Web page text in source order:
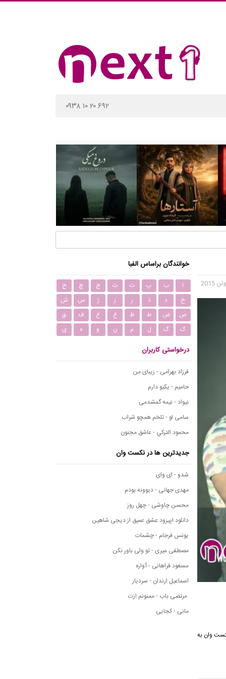
۰۹۳۸ ۱۰ ۲۰ ۶۹۲
نکست وان به
خوانندگان براساس الفبا
ا ب پ ت ث ج چ
ح
خ
د ذ ر ز ژ س
ش
ص
ض ط ظ ع غ ف
ق
ک
گ ل م ن و ه ی
درخواستی کاربران
فرزاد بهرامی - زیبای من
حامیم - یکیو دارم
نیواد - نیمه گمشدمی
سامی لو - تلخم همچو شراب
محمود التركي - عاشق مجنون
جدیدترین ها در نکست وان
شدو - ای وای
مهدی جهانی - دیوونه بودم
محسن چاوشی - چهل روز
دانلود اپیزود عشق عمیق از دیجی شاهین
یونس فرجام - چشمات
مصطفی میری - تو ولی باور نکن
مسعود فراهانی - آواره
اسماعیل ارندان - سردیار
مرتضی باب - ممنونم ازت
مانی - کجایی